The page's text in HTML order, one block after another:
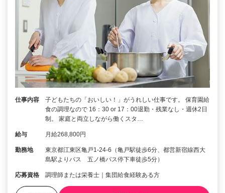
仕事内容
子どもたちの「おいしい！」がうれしい仕事です。 保育園給
食の調理なので 16：30 or 17：00退勤・残業なし・週休2日
制。 家庭と両立しながら働くスタ…
給与 月給268,800円
勤務地
東京都江東区亀戸1-24-6（亀戸駅徒歩6分、都営新宿線西大
島駅よりバス 五ノ橋バス停下車徒歩5分）
応募資格 調理師または栄養士｜集団給食経験ある方